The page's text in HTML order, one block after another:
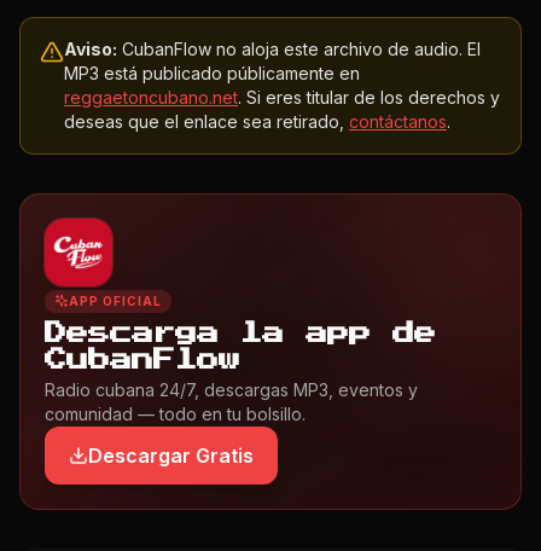
Aviso: CubanFlow no aloja este archivo de audio. El
MP3 está publicado públicamente en
reggaetoncubano.net. Si eres titular de los derechos y
deseas que el enlace sea retirado, contáctanos.
APP OFICIAL
Descarga la app de
CubanFlow
Radio cubana 24/7, descargas MP3, eventos y
comunidad — todo en tu bolsillo.
Descargar Gratis